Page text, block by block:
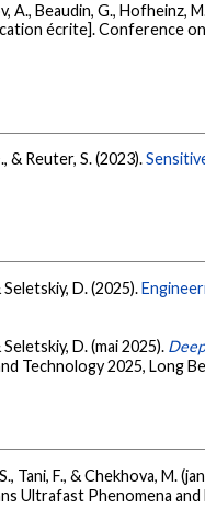
A., Beaudin, G., Hofheinz,
écrite]. Conference
& Reuter, S. (2023).
Seletskiy, D. (2025).
D. (mai 2025).
Technology 2025, Long
Tani, F., & Chekhova, M.
Ultrafast Phenomena